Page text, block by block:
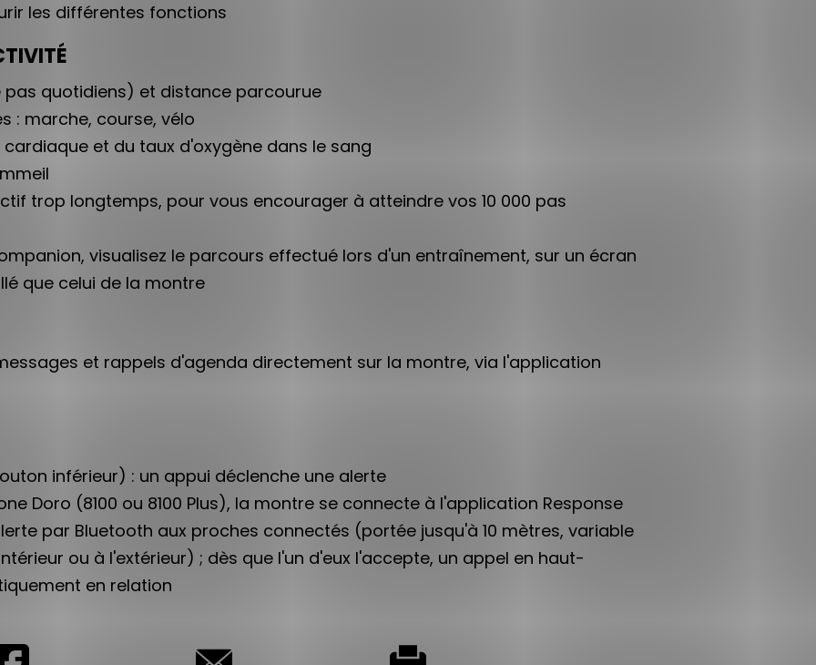
les différentes fonctions
quotidiens) et distance parcourue
: marche, course, vélo
et du taux d'oxygène dans le sang
trop longtemps, pour vous encourager à atteindre vos 10 000 pas
visualisez le parcours effectué lors d'un entraînement, sur un écran
que celui de la montre
et rappels d'agenda directement sur la montre, via l'application
inférieur) : un appui déclenche une alerte
Doro (8100 ou 8100 Plus), la montre se connecte à l'application Response
par Bluetooth aux proches connectés (portée jusqu'à 10 mètres, variable
ou à l'extérieur) ; dès que l'un d'eux l'accepte, un appel en haut-
en relation